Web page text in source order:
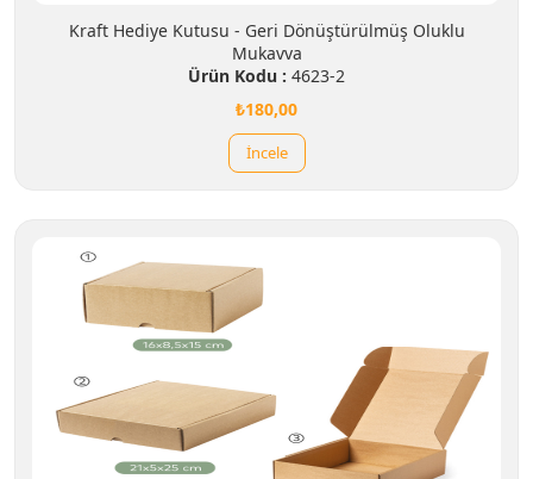
Kraft Hediye Kutusu - Geri Dönüştürülmüş Oluklu
Mukavva
Ürün Kodu : 4623-2
₺180,00
İncele